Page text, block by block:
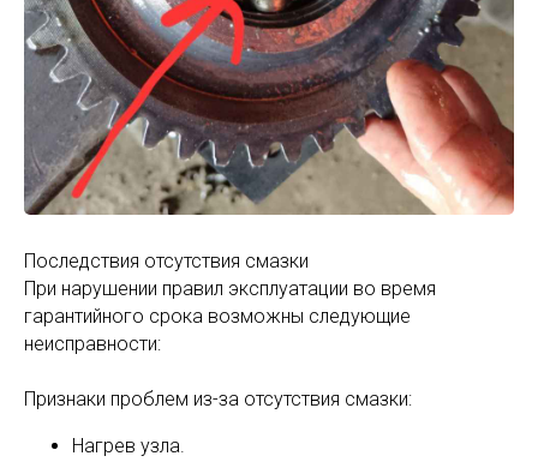
Последствия отсутствия смазки
При нарушении правил эксплуатации во время
гарантийного срока возможны следующие
неисправности:
Признаки проблем из-за отсутствия смазки:
Нагрев узла.